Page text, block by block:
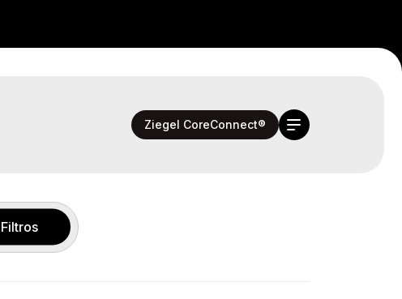
Ziegel CoreConnect®
Filtros